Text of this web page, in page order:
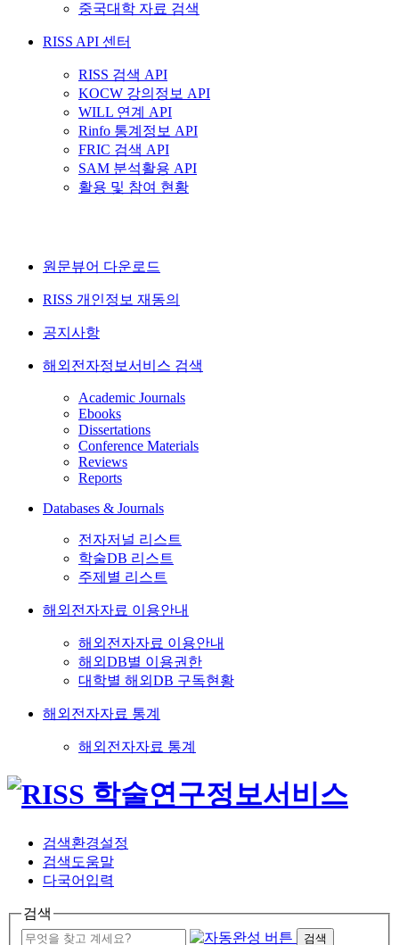
중국대학 자료 검색
RISS API 센터
RISS 검색 API
KOCW 강의정보 API
WILL 연계 API
Rinfo 통계정보 API
FRIC 검색 API
SAM 분석활용 API
활용 및 참여 현황
원문뷰어 다운로드
RISS 개인정보 재동의
공지사항
해외전자정보서비스 검색
Academic Journals
Ebooks
Dissertations
Conference Materials
Reviews
Reports
Databases & Journals
전자저널 리스트
학술DB 리스트
주제별 리스트
해외전자자료 이용안내
해외전자자료 이용안내
해외DB별 이용권한
대학별 해외DB 구독현황
해외전자자료 통계
해외전자자료 통계
검색환경설정
검색도움말
다국어입력
검색
검색